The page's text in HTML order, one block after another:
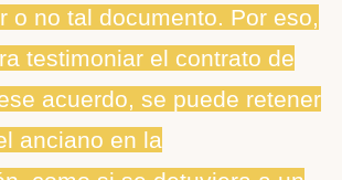
o no tal documento. Por eso,
testimoniar el contrato de
acuerdo, se puede retener
anciano en la